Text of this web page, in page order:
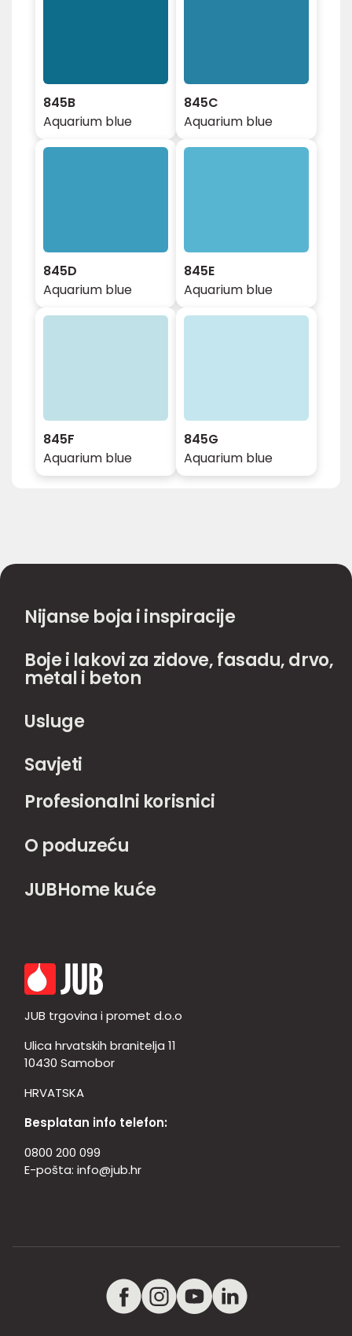
845B
Aquarium blue
845C
Aquarium blue
845D
Aquarium blue
845E
Aquarium blue
845F
Aquarium blue
845G
Aquarium blue
Nijanse boja i inspiracije
Boje i lakovi za zidove, fasadu, drvo,
metal i beton
Usluge
Savjeti
Profesionalni korisnici
O poduzeću
JUBHome kuće
JUB trgovina i promet d.o.o
Ulica hrvatskih branitelja 11
10430 Samobor
HRVATSKA
Besplatan info telefon:
0800 200 099
E-pošta: info@jub.hr